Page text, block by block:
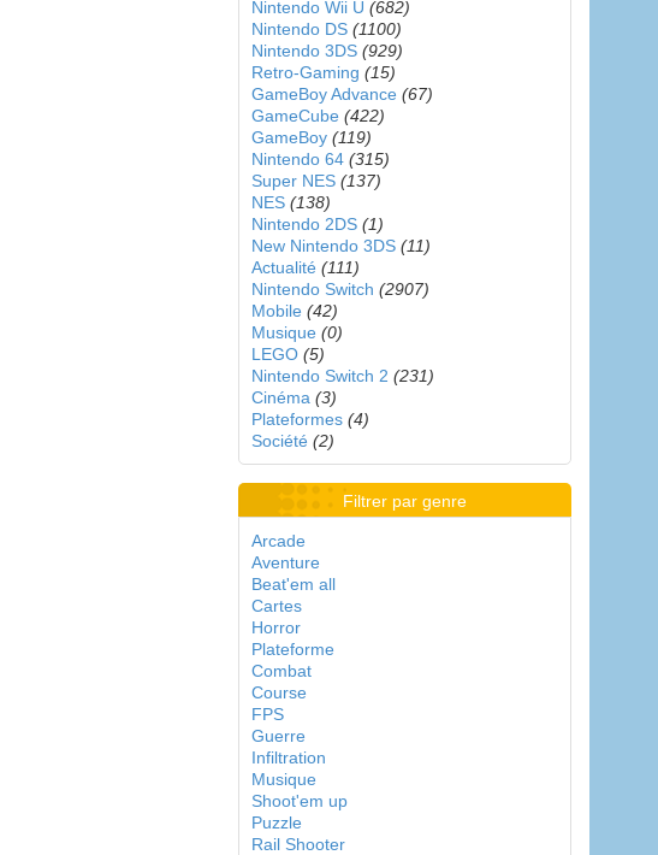
Nintendo Wii U (682)
Nintendo DS (1100)
Nintendo 3DS (929)
Retro-Gaming (15)
GameBoy Advance (67)
GameCube (422)
GameBoy (119)
Nintendo 64 (315)
Super NES (137)
NES (138)
Nintendo 2DS (1)
New Nintendo 3DS (11)
Actualité (111)
Nintendo Switch (2907)
Mobile (42)
Musique (0)
LEGO (5)
Nintendo Switch 2 (231)
Cinéma (3)
Plateformes (4)
Société (2)
Filtrer par genre
Arcade
Aventure
Beat'em all
Cartes
Horror
Plateforme
Combat
Course
FPS
Guerre
Infiltration
Musique
Shoot'em up
Puzzle
Rail Shooter